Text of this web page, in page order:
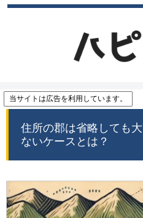
当サイトは広告を利用しています。
住所の郡は省略しても
ないケースとは？